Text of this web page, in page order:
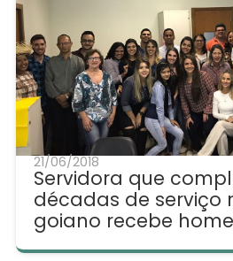
21/06/2018
Servidora que
décadas de serviço
goiano recebe